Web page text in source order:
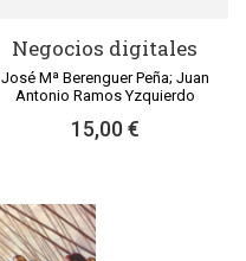
Negocios digitales
José Mª Berenguer Peña; Juan
Antonio Ramos Yzquierdo
15,00 €